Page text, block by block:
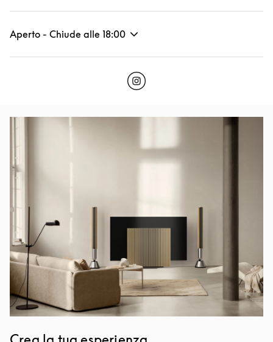
Aperto - Chiude alle 18:00
Click to open Instagram
Link Opens in New Tab
Immagine evento